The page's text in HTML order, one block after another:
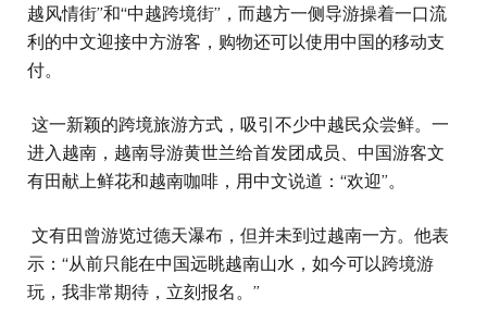
越风情街”和“中越跨境街”，而越方一侧导游操着一口流
利的中文迎接中方游客，购物还可以使用中国的移动支
付。
这一新颖的跨境旅游方式，吸引不少中越民众尝鲜。一
进入越南，越南导游黄世兰给首发团成员、中国游客文
有田献上鲜花和越南咖啡，用中文说道：“欢迎”。
文有田曾游览过德天瀑布，但并未到过越南一方。他表
示：“从前只能在中国远眺越南山水，如今可以跨境游
玩，我非常期待，立刻报名。”